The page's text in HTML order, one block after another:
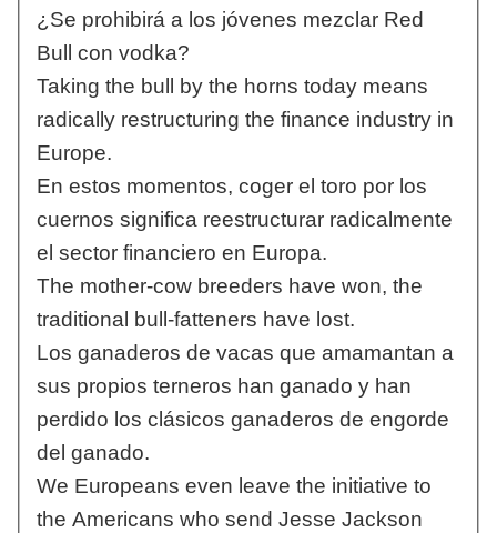
¿Se prohibirá a los jóvenes mezclar Red
Bull con vodka?
Taking the bull by the horns today means
radically restructuring the finance industry in
Europe.
En estos momentos, coger el toro por los
cuernos significa reestructurar radicalmente
el sector financiero en Europa.
The mother-cow breeders have won, the
traditional bull-fatteners have lost.
Los ganaderos de vacas que amamantan a
sus propios terneros han ganado y han
perdido los clásicos ganaderos de engorde
del ganado.
We Europeans even leave the initiative to
the Americans who send Jesse Jackson